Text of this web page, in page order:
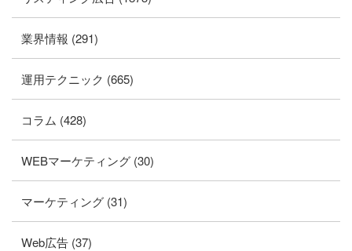
業界情報 (291)
運用テクニック (665)
コラム (428)
WEBマーケティング (30)
マーケティング (31)
Web広告 (37)